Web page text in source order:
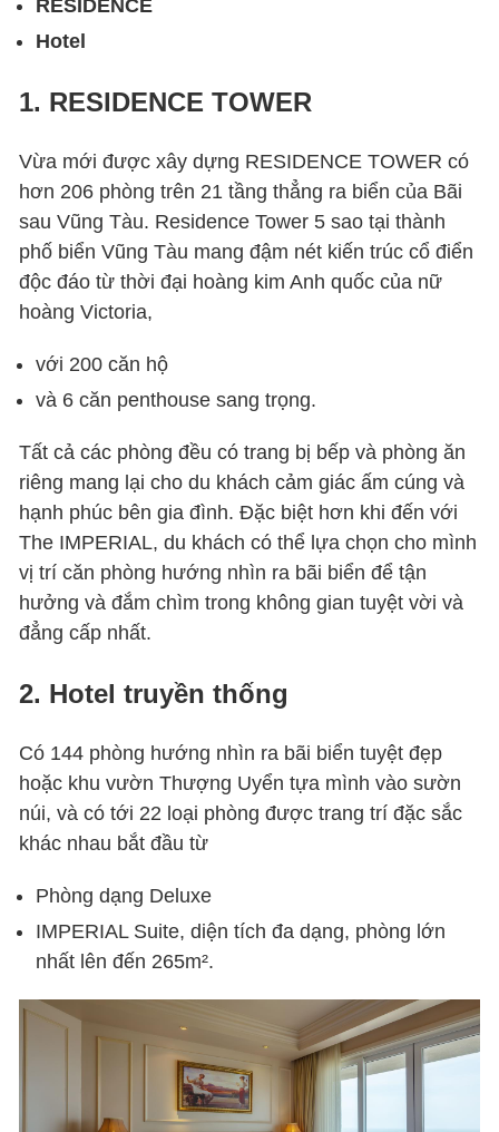
RESIDENCE
Hotel
1. RESIDENCE TOWER
Vừa mới được xây dựng RESIDENCE TOWER có
hơn 206 phòng trên 21 tầng thẳng ra biển của Bãi
sau Vũng Tàu. Residence Tower 5 sao tại thành
phố biển Vũng Tàu mang đậm nét kiến trúc cổ điển
độc đáo từ thời đại hoàng kim Anh quốc của nữ
hoàng Victoria,
với 200 căn hộ
và 6 căn penthouse sang trọng.
Tất cả các phòng đều có trang bị bếp và phòng ăn
riêng mang lại cho du khách cảm giác ấm cúng và
hạnh phúc bên gia đình. Đặc biệt hơn khi đến với
The IMPERIAL, du khách có thể lựa chọn cho mình
vị trí căn phòng hướng nhìn ra bãi biển để tận
hưởng và đắm chìm trong không gian tuyệt vời và
đẳng cấp nhất.
2. Hotel truyền thống
Có 144 phòng hướng nhìn ra bãi biển tuyệt đẹp
hoặc khu vườn Thượng Uyển tựa mình vào sườn
núi, và có tới 22 loại phòng được trang trí đặc sắc
khác nhau bắt đầu từ
Phòng dạng Deluxe
IMPERIAL Suite, diện tích đa dạng, phòng lớn
nhất lên đến 265m².